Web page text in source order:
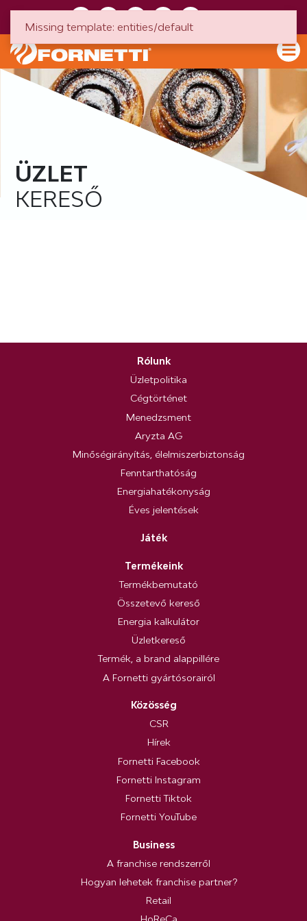
ÜZLET
KERESŐ
Rólunk
Üzletpolitika
Cégtörténet
Menedzsment
Aryzta AG
Minőségirányítás, élelmiszerbiztonság
Fenntarthatóság
Energiahatékonyság
Éves jelentések
Játék
Termékeink
Termékbemutató
Összetevő kereső
Energia kalkulátor
Üzletkereső
Termék, a brand alappillére
A Fornetti gyártósorairól
Közösség
CSR
Hírek
Fornetti Facebook
Fornetti Instagram
Fornetti Tiktok
Fornetti YouTube
Business
A franchise rendszerről
Hogyan lehetek franchise partner?
Retail
Missing template: entities/default